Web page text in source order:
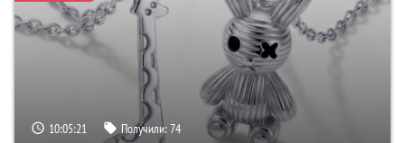
10:05:19 Получили:74